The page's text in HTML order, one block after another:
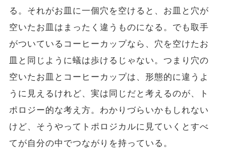
る。それがお皿に一個穴を空けると、お皿と穴が
空いたお皿はまったく違うものになる。でも取手
がついているコーヒーカップなら、穴を空けたお
皿と同じように蟻は歩けるじゃない。つまり穴の
空いたお皿とコーヒーカップは、形態的に違うよ
うに見えるけれど、実は同じだと考えるのが、ト
ポロジー的な考え方。わかりづらいかもしれない
けど、そうやってトポロジカルに見ていくとすべ
てが自分の中でつながりを持っている。